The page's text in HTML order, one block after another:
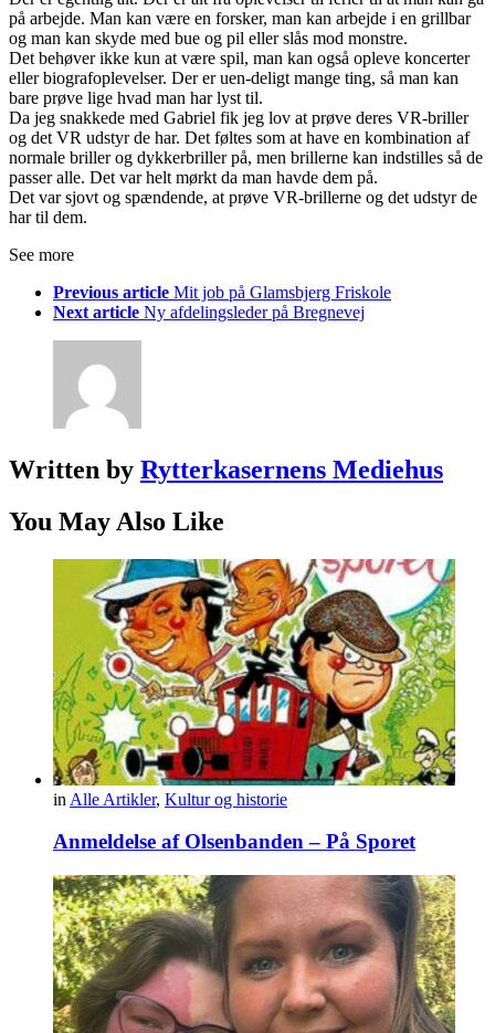
på arbejde. Man kan være en forsker, man kan arbejde i en grillbar
og man kan skyde med bue og pil eller slås mod monstre.
Det behøver ikke kun at være spil, man kan også opleve koncerter
eller biografoplevelser. Der er uen-deligt mange ting, så man kan
bare prøve lige hvad man har lyst til.
Da jeg snakkede med Gabriel fik jeg lov at prøve deres VR-briller
og det VR udstyr de har. Det føltes som at have en kombination af
normale briller og dykkerbriller på, men brillerne kan indstilles så de
passer alle. Det var helt mørkt da man havde dem på.
Det var sjovt og spændende, at prøve VR-brillerne og det udstyr de
har til dem.
See more
Previous article Mit job på Glamsbjerg Friskole
Next article Ny afdelingsleder på Bregnevej
Written by Rytterkasernens Mediehus
You May Also Like
in Alle Artikler, Kultur og historie
Anmeldelse af Olsenbanden – På Sporet